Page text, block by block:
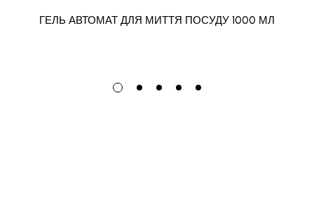
ГЕЛЬ АВТОМАТ ДЛЯ МИТТЯ ПОСУДУ 1000 МЛ